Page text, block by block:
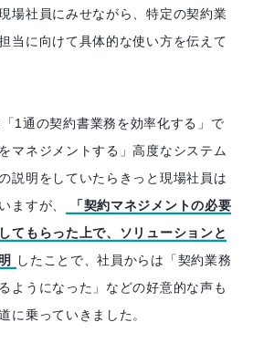
場社員にみせながら、特定の契約業
当に向けて具体的な使い方を伝えて
1通の契約書業務を効率化する」で
マネジメントする」高度なシステム
説明をしていたらきっと現場社員は
ますが、
「契約マネジメントの必要
てもらった上で、ソリューションと
したことで、社員からは「契約業務
ようになった」などの好意的な声も
に乗っていきました。